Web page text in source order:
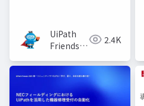
UiPath
Friends
2.4K